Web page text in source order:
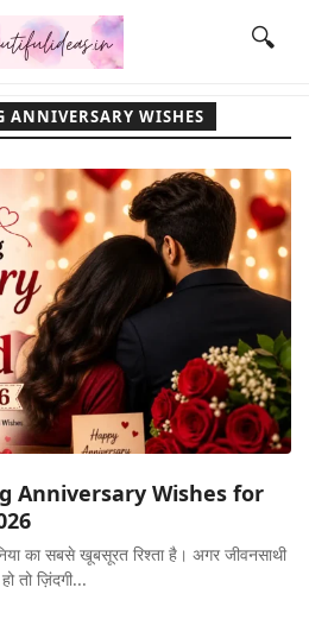
🔍
ANNIVERSARY WISHES
Anniversary Wishes for
का सबसे खूबसूरत रिश्ता है। अगर जीवनसाथी
तो ज़िंदगी...